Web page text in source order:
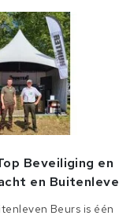
Beveiliging en
en
Beurs is één